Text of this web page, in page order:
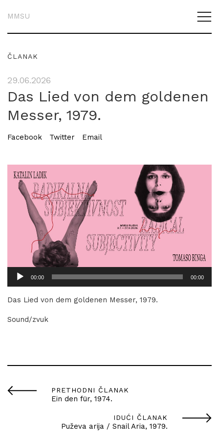
MMSU
ČLANAK
29.06.2026
Das Lied von dem goldenen
Messer, 1979.
Facebook Twitter Email
Audio
Player
00:00 00:00
Das Lied von dem goldenen Messer, 1979.
Sound/zvuk
PRETHODNI ČLANAK
Ein den für, 1974.
IDUĆI ČLANAK
Puževa arija / Snail Aria, 1979.